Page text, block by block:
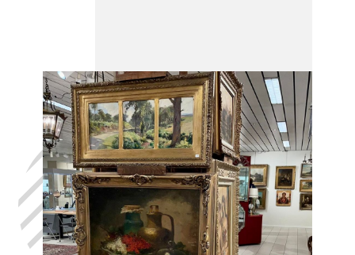
Laat uw huis
leegmaken
ANDENNE, in
het volste
vertrouwen,